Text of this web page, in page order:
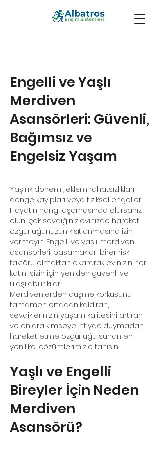
Engelli ve Yaşlı
Merdiven
Asansörleri: Güvenli,
Bağımsız ve
Engelsiz Yaşam
Yaşlılık dönemi, eklem rahatsızlıkları,
denge kayıpları veya fiziksel engeller...
Hayatın hangi aşamasında olursanız
olun, çok sevdiğiniz evinizde hareket
özgürlüğünüzün kısıtlanmasına izin
vermeyin. Engelli ve yaşlı merdiven
asansörleri, basamakları birer risk
faktörü olmaktan çıkararak evinizin her
katını sizin için yeniden güvenli ve
ulaşılabilir kılar.
Merdivenlerden düşme korkusunu
tamamen ortadan kaldıran,
sevdiklerinizin yaşam kalitesini artıran
ve onlara kimseye ihtiyaç duymadan
hareket etme özgürlüğü sunan en
yenilikçi çözümlerimizle tanışın.
Yaşlı ve Engelli
Bireyler İçin Neden
Merdiven
Asansörü?